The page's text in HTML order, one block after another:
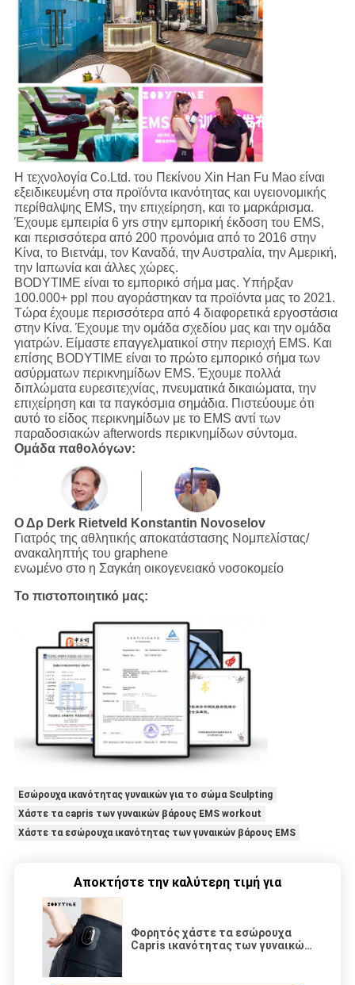
Η τεχνολογία Co.Ltd. του Πεκίνου Xin Han Fu Mao είναι
εξειδικευμένη στα προϊόντα ικανότητας και υγειονομικής
περίθαλψης EMS, την επιχείρηση, και το μαρκάρισμα.
Έχουμε εμπειρία 6 yrs στην εμπορική έκδοση του EMS,
και περισσότερα από 200 προνόμια από το 2016 στην
Κίνα, το Βιετνάμ, τον Καναδά, την Αυστραλία, την Αμερική,
την Ιαπωνία και άλλες χώρες.
BODYTIME είναι το εμπορικό σήμα μας. Υπήρξαν
100.000+ ppl που αγοράστηκαν τα προϊόντα μας το 2021.
Τώρα έχουμε περισσότερα από 4 διαφορετικά εργοστάσια
στην Κίνα. Έχουμε την ομάδα σχεδίου μας και την ομάδα
γιατρών. Είμαστε επαγγελματικοί στην περιοχή EMS. Και
επίσης BODYTIME είναι το πρώτο εμπορικό σήμα των
ασύρματων περικνημίδων EMS. Έχουμε πολλά
διπλώματα ευρεσιτεχνίας, πνευματικά δικαιώματα, την
επιχείρηση και τα παγκόσμια σημάδια. Πιστεύουμε ότι
αυτό το είδος περικνημίδων με το EMS αντί των
παραδοσιακών afterwords περικνημίδων σύντομα.
Ομάδα παθολόγων:
Ο Δρ Derk Rietveld Konstantin Novoselov
Γιατρός της αθλητικής αποκατάστασης Νομπελίστας/
ανακαληπτής του graphene
ενωμένο στο η Σαγκάη οικογενειακό νοσοκομείο
Το πιστοποιητικό μας:
Εσώρουχα ικανότητας γυναικών για το σώμα Sculpting
Χάστε τα capris των γυναικών βάρους EMS workout
Χάστε τα εσώρουχα ικανότητας των γυναικών βάρους EMS
Αποκτήστε την καλύτερη τιμή για
Φορητός χάστε τα εσώρουχα
Capris ικανότητας των γυναικών